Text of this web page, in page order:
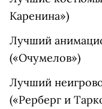
Каренина»)
Лучший
(«Очумелов»)
Лучший
(«Рерберг и